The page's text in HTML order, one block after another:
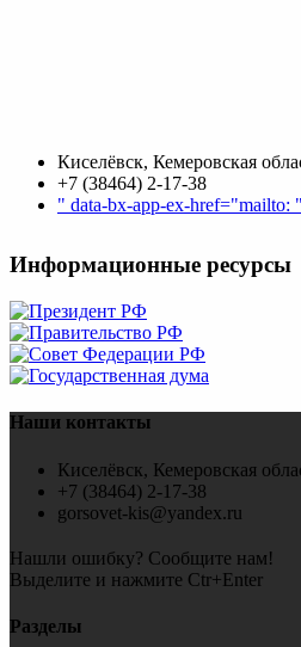
Киселёвск, Кемеровская
+7 (38464) 2-17-38
" data-bx-app-ex-href="mailto:
Информационные ресурсы
Наши контакты
Киселёвск, Кемеровская
+7 (38464) 2-17-38
gorsovet-kis@yandex.ru
Нашли ошибку? Сообщите нам!
Выделите и нажмите Ctr+Enter
Разделы